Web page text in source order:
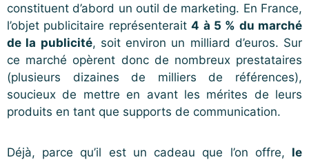
constituent d’abord un outil de marketing. En France,
l’objet publicitaire représenterait4 à 5 % du marché
de la publicité, soit environ un milliard d’euros. Sur
ce marché opèrent donc de nombreux prestataires
(plusieurs dizaines de milliers de références),
soucieux de mettre en avant les mérites de leurs
produits en tant que supports de communication.
Déjà, parce qu’il est un cadeau que l’on offre, le